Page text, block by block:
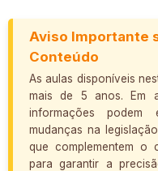
Aviso Importante
Conteúdo
As aulas disponíveis
mais de 5 anos. Em
informações podem
mudanças na
que complementem o
para garantir a